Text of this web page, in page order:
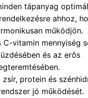
tápanyag
ahhoz,
működjön.
C-vitamin mennyiség
és az erős
protein és
jó működését.